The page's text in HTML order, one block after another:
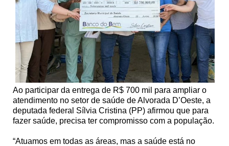
Ao participar da entrega de R$ 700 mil para ampliar o
atendimento no setor de saúde de Alvorada D’Oeste, a
deputada federal Sílvia Cristina (PP) afirmou que para
fazer saúde, precisa ter compromisso com a população.
“Atuamos em todas as áreas, mas a saúde está no